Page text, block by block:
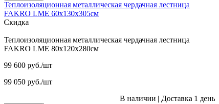
Теплоизоляционная металлическая чердачная лестница
FAKRO LME 60х130х305см
Скидка
Теплоизоляционная металлическая чердачная лестница
FAKRO LME 80х120х280см
99 600 руб./шт
99 050 руб./шт
В наличии | Доставка 1 день